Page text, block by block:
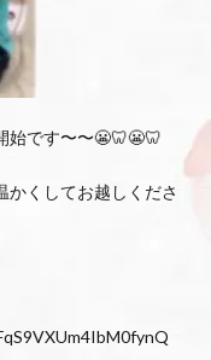
始です〜〜😬🦷😬🦷
かくしてお越しくださ